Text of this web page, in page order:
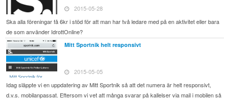
2015-05-28
Ska alla föreningar få 6kr i stöd för att man har två ledare med på en aktivitet eller bara
de som använder IdrottOnline?
Mitt Sportnik helt responsivt
2015-05-05
Idag släppte vi en uppdatering av Mitt Sportnik så att det numera är helt responsivt,
d.v.s. mobilanpassat. Eftersom vi vet att många svarar på kallelser via mail i mobilen så